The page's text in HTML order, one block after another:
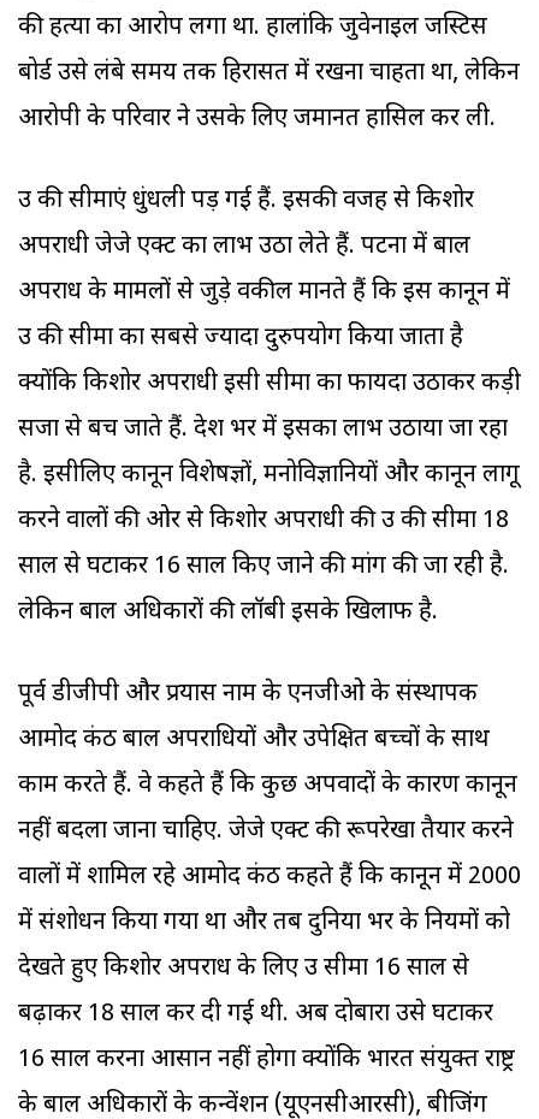
की हत्या का आरोप लगा था. हालांकि जुवेनाइल जस्टिस
बोर्ड उसे लंबे समय तक हिरासत में रखना चाहता था, लेकिन
आरोपी के परिवार ने उसके लिए जमानत हासिल कर ली.
उम्र की सीमाएं धुंधली पड़ गई हैं. इसकी वजह से किशोर
अपराधी जेजे एक्ट का लाभ उठा लेते हैं. पटना में बाल
अपराध के मामलों से जुड़े वकील मानते हैं कि इस कानून में
उम्र की सीमा का सबसे ज्यादा दुरुपयोग किया जाता है
क्योंकि किशोर अपराधी इसी सीमा का फायदा उठाकर कड़ी
सजा से बच जाते हैं. देश भर में इसका लाभ उठाया जा रहा
है. इसीलिए कानून विशेषज्ञों, मनोविज्ञानियों और कानून लागू
करने वालों की ओर से किशोर अपराधी की उम्र की सीमा 18
साल से घटाकर 16 साल किए जाने की मांग की जा रही है.
लेकिन बाल अधिकारों की लॉबी इसके खिलाफ है.
पूर्व डीजीपी और प्रयास नाम के एनजीओ के संस्थापक
आमोद कंठ बाल अपराधियों और उपेक्षित बच्चों के साथ
काम करते हैं. वे कहते हैं कि कुछ अपवादों के कारण कानून
नहीं बदला जाना चाहिए. जेजे एक्ट की रूपरेखा तैयार करने
वालों में शामिल रहे आमोद कंठ कहते हैं कि कानून में 2000
में संशोधन किया गया था और तब दुनिया भर के नियमों को
देखते हुए किशोर अपराध के लिए उम्र सीमा 16 साल से
बढ़ाकर 18 साल कर दी गई थी. अब दोबारा उसे घटाकर
16 साल करना आसान नहीं होगा क्योंकि भारत संयुक्त राष्ट्र
के बाल अधिकारों के कन्वेंशन (यूएनसीआरसी), बीजिंग